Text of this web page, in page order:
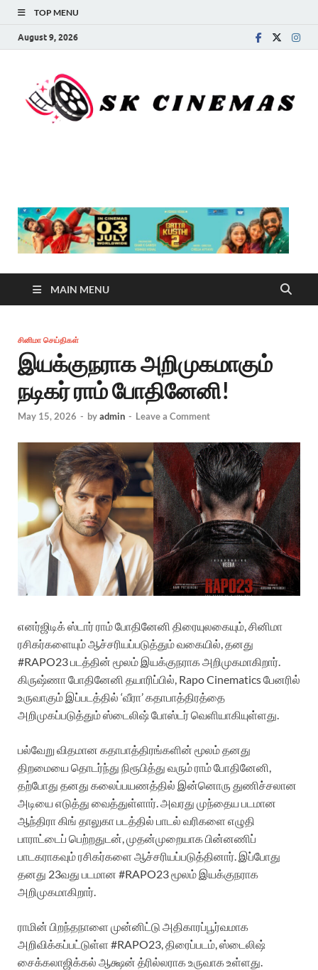
TOP MENU
August 9, 2026
MAIN MENU
சினிமா செய்திகள்
இயக்குநராக அறிமுகமாகும்
நடிகர் ராம் போதினேனி!
May 15, 2026 - byadmin - Leave a Comment
எனர்ஜிடிக் ஸ்டார் ராம் போதினேனி திரையுலகையும், சினிமா
ரசிகர்களையும் ஆச்சரியப்படுத்தும் வகையில், தனது
#RAPO23 படத்தின் மூலம் இயக்குநராக அறிமுகமாகிறார்.
கிருஷ்ணா போதினேனி தயாரிப்பில், Rapo Cinematics பேனரில்
உருவாகும் இப்படத்தில் ‘வீரா’ கதாபாத்திரத்தை
அறிமுகப்படுத்தும் ஸ்டைலிஷ் போஸ்டர் வெளியாகியுள்ளது.
பல்வேறு விதமான கதாபாத்திரங்களின் மூலம் தனது
திறமையை தொடர்ந்து நிரூபித்து வரும் ராம் போதினேனி,
தற்போது தனது கலைப்பயணத்தில் இன்னொரு துணிச்சலான
அடியை எடுத்து வைத்துள்ளார். அவரது முந்தைய படமான
ஆந்திரா கிங் தாலுகா படத்தில் பாடல் வரிகளை எழுதி
பாராட்டைப் பெற்றதுடன், முதன்முறையாக பின்னணிப்
பாடகராகவும் ரசிகர்களை ஆச்சரியப்படுத்தினார். இப்போது
தனது 23வது படமான #RAPO23 மூலம் இயக்குநராக
அறிமுகமாகிறார்.
ராமின் பிறந்தநாளை முன்னிட்டு அதிகாரப்பூர்வமாக
அறிவிக்கப்பட்டுள்ள #RAPO23, திரைப்படம், ஸ்டைலிஷ்
சைக்கலாஜிக்கல் ஆக்ஷன் த்ரில்லராக உருவாக உள்ளது.